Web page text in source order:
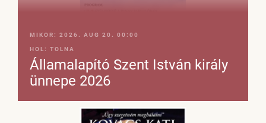
MIKOR: 2026. AUG 20. 00:00
HOL: TOLNA
Államalapító Szent István király
ünnepe 2026